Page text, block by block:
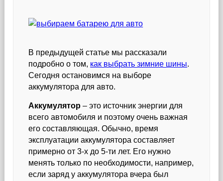
В предыдущей статье мы рассказали
подробно о том, как выбрать зимние шины.
Сегодня остановимся на выборе
аккумулятора для авто.
Аккумулятор – это источник энергии для
всего автомобиля и поэтому очень важная
его составляющая. Обычно, время
эксплуатации аккумулятора составляет
примерно от 3-х до 5-ти лет. Его нужно
менять только по необходимости, например,
если заряд у аккумулятора вчера был